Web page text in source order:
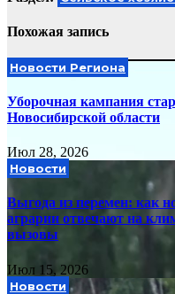
Похожая запись
Новости Региона
Уборочная кампания
Новосибирской области
Июл 28, 2026
Новости
Выгода из перемен: как
аграрии отвечают на
вызовы
Июл 15, 2026
Новости